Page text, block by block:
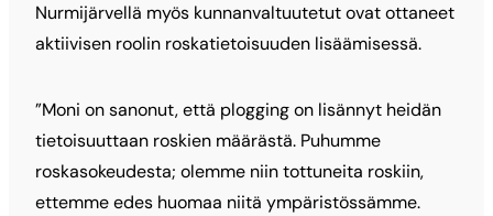
Nurmijärvellä myös kunnanvaltuutetut ovat ottaneet
aktiivisen roolin roskatietoisuuden lisäämisessä.
”Moni on sanonut, että plogging on lisännyt heidän
tietoisuuttaan roskien määrästä. Puhumme
roskasokeudesta; olemme niin tottuneita roskiin,
ettemme edes huomaa niitä ympäristössämme.